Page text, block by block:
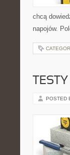
chcą
napojów.
POSTED